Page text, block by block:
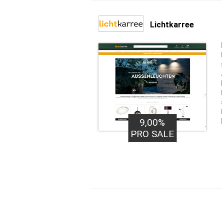
Lichtkarree
9,00%
PRO SALE